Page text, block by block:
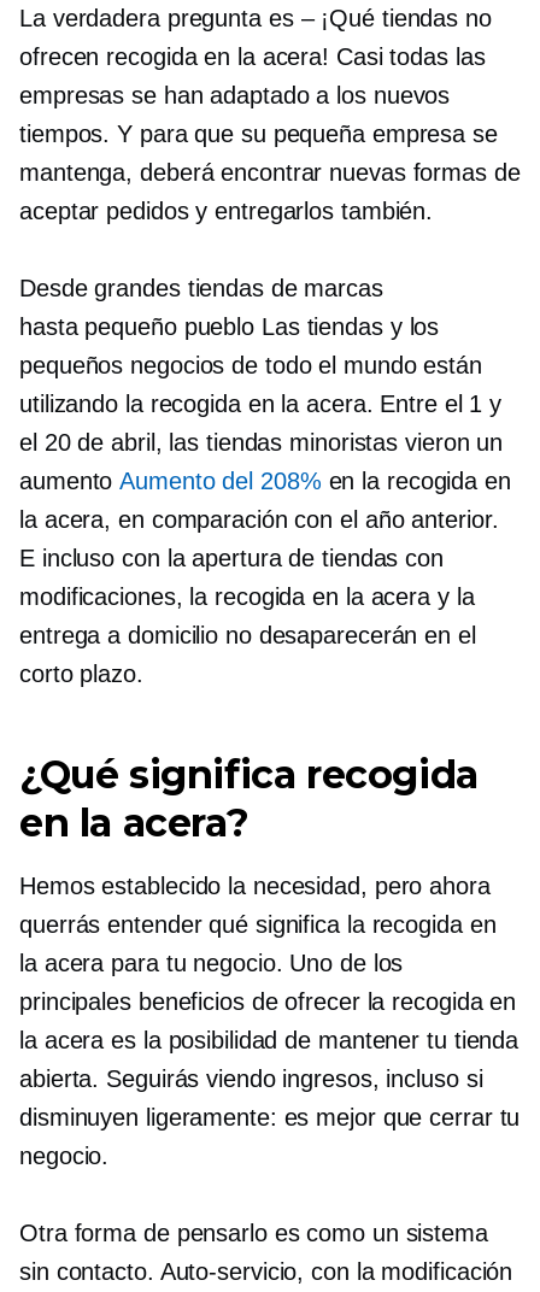
La verdadera pregunta es –¡Qué tiendas no
ofrecen recogida en la acera! Casi todas las
empresas se han adaptado a los nuevos
tiempos. Y para que su pequeña empresa se
mantenga, deberá encontrar nuevas formas de
aceptar pedidos y entregarlos también.
Desde grandes tiendas de marcas
hasta pequeño pueblo Las tiendas y los
pequeños negocios de todo el mundo están
utilizando la recogida en la acera. Entre el 1 y
el 20 de abril, las tiendas minoristas vieron un
aumentoAumento del 208% en la recogida en
la acera, en comparación con el año anterior.
E incluso con la apertura de tiendas con
modificaciones, la recogida en la acera y la
entrega a domicilio no desaparecerán en el
corto plazo.
¿Qué significa recogida
en la acera?
Hemos establecido la necesidad, pero ahora
querrás entender qué significa la recogida en
la acera para tu negocio. Uno de los
principales beneficios de ofrecer la recogida en
la acera es la posibilidad de mantener tu tienda
abierta. Seguirás viendo ingresos, incluso si
disminuyen ligeramente: es mejor que cerrar tu
negocio.
Otra forma de pensarlo es como un sistema
sin contacto. Auto-servicio, con la modificación